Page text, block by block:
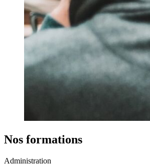
Nos formations
Administration